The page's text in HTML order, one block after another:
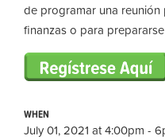
de programar una
finanzas o para
WHEN
July 01, 2021 at 4:00pm -